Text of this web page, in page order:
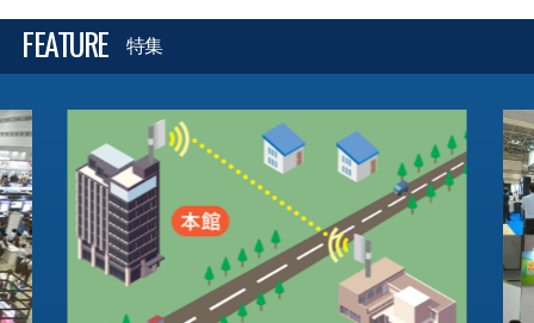
FEATURE 特集